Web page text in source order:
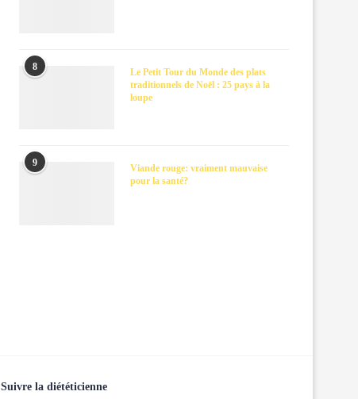
8
Le Petit Tour du Monde des plats
traditionnels de Noël : 25 pays à la
loupe
9
Viande rouge: vraiment mauvaise
pour la santé?
Suivre la diététicienne